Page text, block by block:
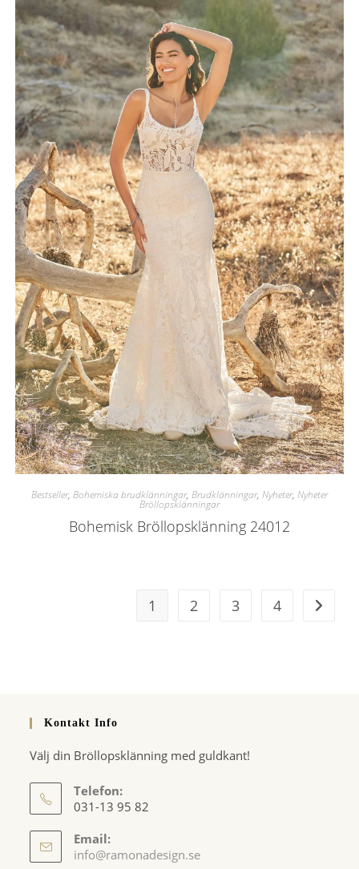
Bestseller, Bohemiska brudklänningar, Brudklänningar, Nyheter, Nyheter
Bröllopsklänningar
Bohemisk Bröllopsklänning 24012
1 2 3 4
Kontakt Info
Välj din Bröllopsklänning med guldkant!
Telefon:
031-13 95 82
Email:
info@ramonadesign.seOpens